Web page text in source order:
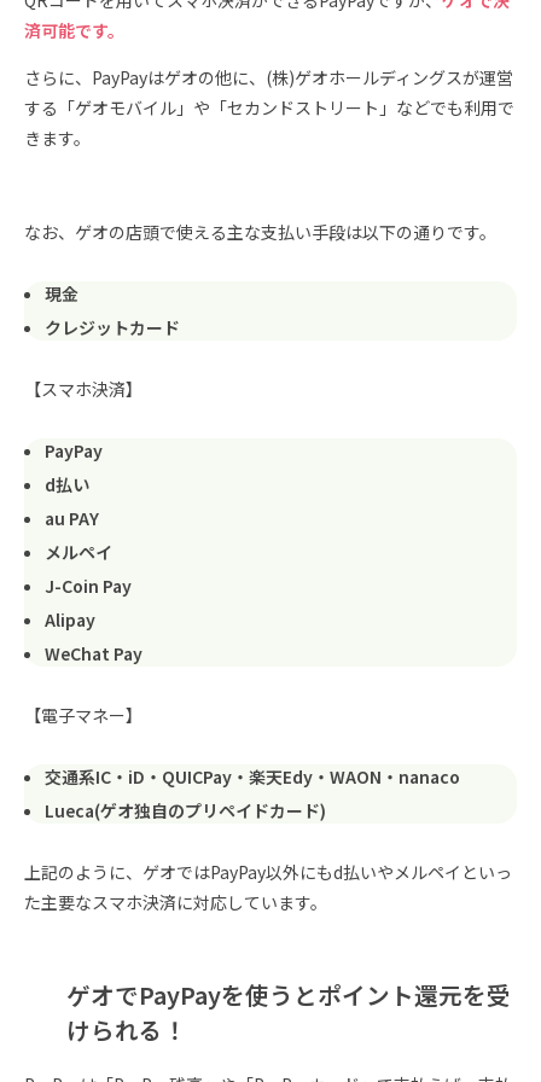
済可能です。
さらに、PayPayはゲオの他に、(株)ゲオホールディングスが運営
する「ゲオモバイル」や「セカンドストリート」などでも利用で
きます。
なお、ゲオの店頭で使える主な支払い手段は以下の通りです。
現金
クレジットカード
【スマホ決済】
PayPay
d払い
au PAY
メルペイ
J-Coin Pay
Alipay
WeChat Pay
【電子マネー】
交通系IC・iD・QUICPay・楽天Edy・WAON・nanaco
Lueca(ゲオ独自のプリペイドカード)
上記のように、ゲオではPayPay以外にもd払いやメルペイといっ
た主要なスマホ決済に対応しています。
ゲオでPayPayを使うとポイント還元を受
けられる！